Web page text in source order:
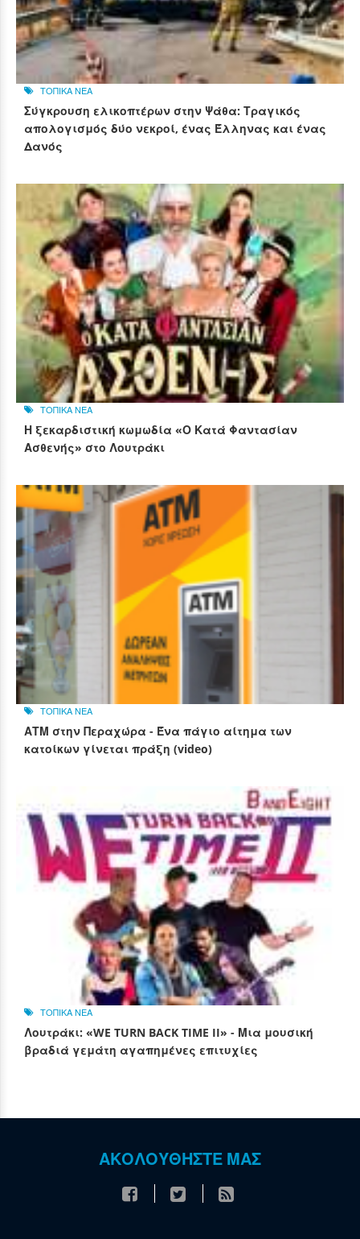
ΤΟΠΙΚΑ ΝΕΑ
Σύγκρουση ελικοπτέρων στην Ψάθα: Τραγικός
απολογισμός δύο νεκροί, ένας Έλληνας και ένας
Δανός
ΤΟΠΙΚΑ ΝΕΑ
Η ξεκαρδιστική κωμωδία «Ο Κατά Φαντασίαν
Ασθενής» στο Λουτράκι
ΤΟΠΙΚΑ ΝΕΑ
ΑΤΜ στην Περαχώρα - Ένα πάγιο αίτημα των
κατοίκων γίνεται πράξη (video)
ΤΟΠΙΚΑ ΝΕΑ
Λουτράκι: «WE TURN BACK TIME II» - Μια μουσική
βραδιά γεμάτη αγαπημένες επιτυχίες
ΑΚΟΛΟΥΘΗΣΤΕ ΜΑΣ